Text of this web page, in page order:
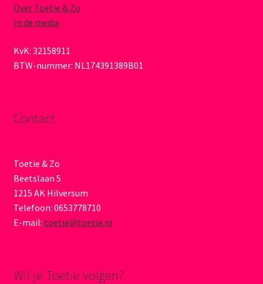
Over Toetie & Zo
In de media
KvK: 32158911
BTW-nummer: NL174391389B01
Contact
Toetie & Zo
Beetslaan 5
1215 AK Hilversum
Telefoon: 0653778710
E-mail: toetie@toetie.nl
Wil je Toetie volgen?